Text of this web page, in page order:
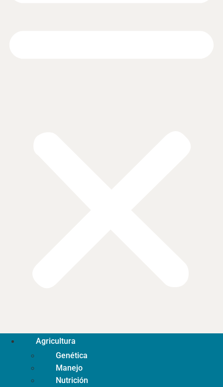
Agricultura
Genética
Manejo
Nutrición